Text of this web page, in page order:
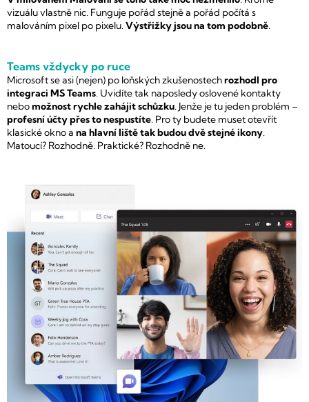
vizuálu vlastně nic. Funguje pořád stejně a pořád počítá s
malováním pixel po pixelu.Výstřižky jsou na tom podobně.
Teams vždycky po ruce
Microsoft se asi (nejen) po loňských zkušenostechrozhodl pro
integraci MS Teams. Uvidíte tak naposledy oslovené kontakty
nebomožnost rychle zahájit schůzku. Jenže je tu jeden problém –
profesní účty přes to nespustíte. Pro ty budete muset otevřít
klasické okno a na hlavní liště tak budou dvě stejné ikony.
Matoucí? Rozhodně. Praktické? Rozhodně ne.